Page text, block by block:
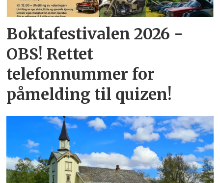
Boktafestivalen 2026 -
OBS! Rettet
telefonnummer for
påmelding til quizen!